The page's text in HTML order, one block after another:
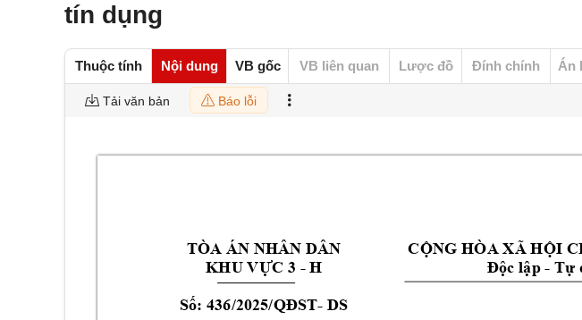
tín dụng
Thuộc tính Nội dung VB gốc VB liên quan Lược đồ Đính chính Án
Tải văn bản Báo lỗi
TÒA ÁN NHÂN DÂN
KHU VỰC 3 - H
Số: 436/2025/QĐST- DS
CỘNG HÒA XÃ HỘI
Độc lập - Tự